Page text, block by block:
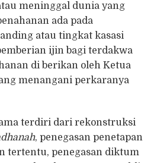
meninggal dunia yang
ada pada
atau tingkat kasasi
ijin bagi terdakwa
di berikan oleh Ketua
menangani perkaranya
terdiri dari rekonstruksi
, penegasan penetapan
tertentu, penegasan diktum